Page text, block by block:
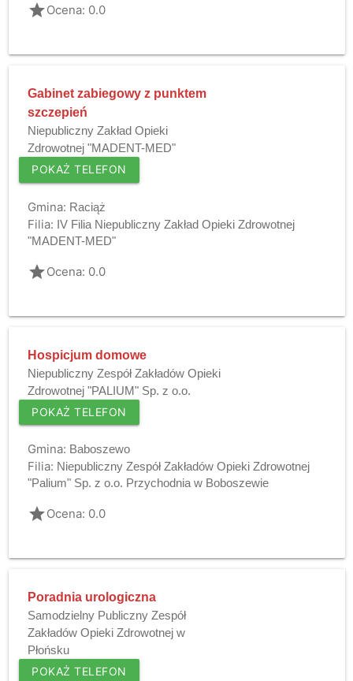
gradeOcena: 0.0
Gabinet zabiegowy z punktem
szczepień
Niepubliczny Zakład Opieki
Zdrowotnej "MADENT-MED"
POKAŻ TELEFON
Gmina: Raciąż
Filia: IV Filia Niepubliczny Zakład Opieki Zdrowotnej
"MADENT-MED"
gradeOcena: 0.0
Hospicjum domowe
Niepubliczny Zespół Zakładów Opieki
Zdrowotnej "PALIUM" Sp. z o.o.
POKAŻ TELEFON
Gmina: Baboszewo
Filia: Niepubliczny Zespół Zakładów Opieki Zdrowotnej
"Palium" Sp. z o.o. Przychodnia w Boboszewie
gradeOcena: 0.0
Poradnia urologiczna
Samodzielny Publiczny Zespół
Zakładów Opieki Zdrowotnej w
Płońsku
POKAŻ TELEFON